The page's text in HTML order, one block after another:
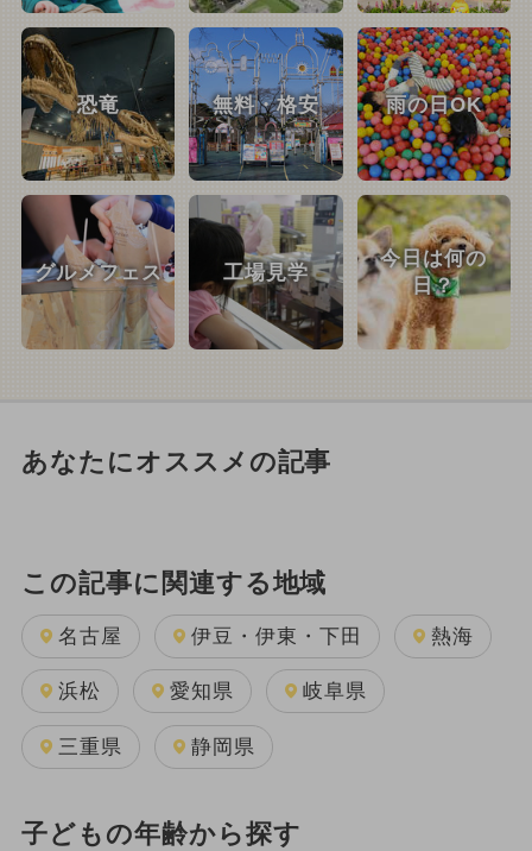
恐竜 無料・格安 雨の日OK
グルメフェス 工場見学
今日は何の
日？
あなたにオススメの記事
この記事に関連する地域
名古屋 伊豆・伊東・下田 熱海
浜松 愛知県 岐阜県
三重県 静岡県
子どもの年齢から探す